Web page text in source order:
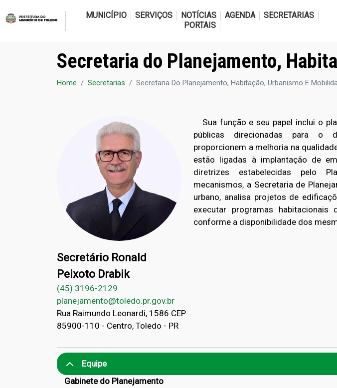
MUNICÍPIO SERVIÇOS NOTÍCIAS AGENDA
SECRETARIAS
PORTAIS
Secretaria do Planejamento,
Home Secretarias Secretaria Do Planejamento, Habitação, Urbanismo E
Secretário Ronald
Peixoto Drabik
(45) 3196-2129
planejamento@toledo.pr.gov.br
Rua Raimundo Leonardi, 1586 CEP
85900-110 - Centro, Toledo - PR
Sua função e seu papel inclui o
públicas direcionadas para o
proporcionem a melhoria na
estão ligadas à implantação de
diretrizes estabelecidas pelo
mecanismos, a Secretaria de
urbano, analisa projetos de
executar programas habitacionais
conforme a disponibilidade dos
Equipe
Gabinete do Planejamento